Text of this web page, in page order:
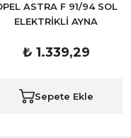
ASTRA F 91/94 SOL
ELEKTRİKLİ AYNA
₺ 1.339,29
Sepete Ekle